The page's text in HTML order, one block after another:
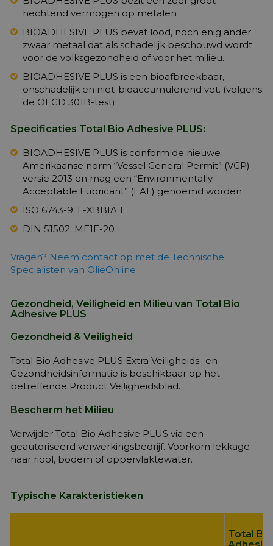
hechtend vermogen op metalen
BIOADHESIVE PLUS bevat lood, noch enig ander
zwaar metaal dat als schadelijk beschouwd wordt
voor de volksgezondheid of voor het milieu.
BIOADHESIVE PLUS is een bioafbreekbaar,
onschadelijk en niet-bioaccumulerend vet. (volgens
de OECD 301B-test).
Specificaties Total Bio Adhesive PLUS:
BIOADHESIVE PLUS is conform de nieuwe
Amerikaanse norm “Vessel General Permit” (VGP)
versie 2013 en mag een “Environmentally
Acceptable Lubricant” (EAL) genoemd worden
ISO 6743-9: L-XBBIA 1
DIN 51502: ME1E-20
Vragen? Neem contact op met de Technische
Specialisten van OlieOnline
Gezondheid, Veiligheid en Milieu van Total Bio
Adhesive PLUS
Gezondheid & Veiligheid
Total Bio Adhesive PLUS Extra Veiligheids- en
Gezondheidsinformatie is beschikbaar op het
betreffende Product Veiligheidsblad.
Bescherm het Milieu
Verwijder Total Bio Adhesive PLUS via een
geautoriseerd verwerkingsbedrijf. Voorkom lekkage
naar riool, bodem of oppervlaktewater.
Typische Karakteristieken
Total Bio